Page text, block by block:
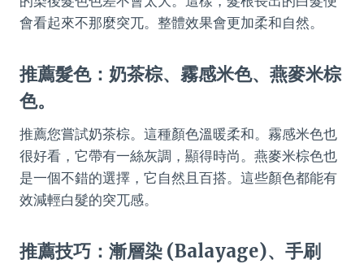
會看起來不那麼突兀。整體效果會更加柔和自然。
推薦髮色：奶茶棕、霧感米色、燕麥米棕
色。
推薦您嘗試奶茶棕。這種顏色溫暖柔和。霧感米色也
很好看，它帶有一絲灰調，顯得時尚。燕麥米棕色也
是一個不錯的選擇，它自然且百搭。這些顏色都能有
效減輕白髮的突兀感。
推薦技巧：漸層染 (Balayage)、手刷